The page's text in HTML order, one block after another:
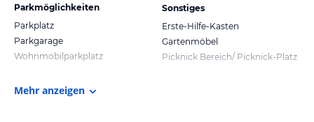
Parkmöglichkeiten
Parkplatz
Parkgarage
Wohnmobilparkplatz
Sonstiges
Erste-Hilfe-Kasten
Gartenmöbel
Picknick Bereich/ Picknick-Platz
Mehr anzeigen